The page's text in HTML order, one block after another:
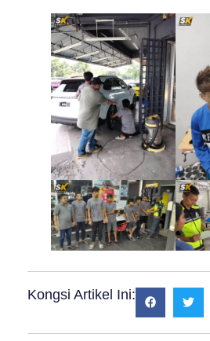
Kongsi Artikel Ini: